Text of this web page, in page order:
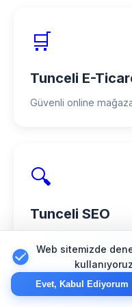
🛒
Tunceli E-
Güvenli online
🔍
Tunceli SEO
Web sitemizde
Evet, Kabul Ediyorum